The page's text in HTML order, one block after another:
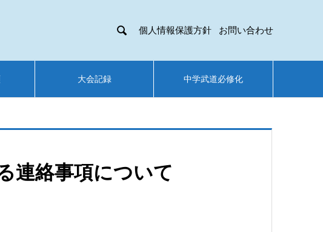
 個人情報保護方針 お問い合わせ
大会記録 中学武道必修化
連絡事項について